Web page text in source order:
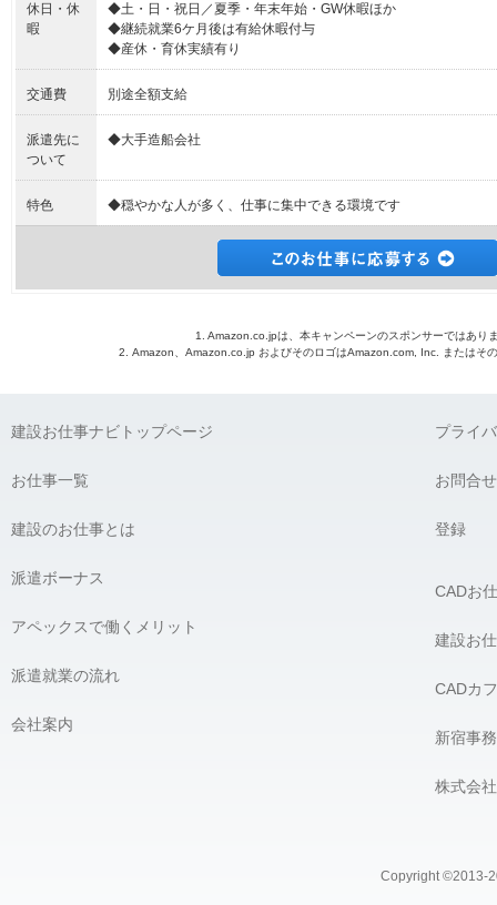
休日・休
暇
◆土・日・祝日／夏季・年末年始・GW休暇ほか
◆継続就業6ケ月後は有給休暇付与
◆産休・育休実績有り
交通費 別途全額支給
派遣先に
ついて
◆大手造船会社
特色 ◆穏やかな人が多く、仕事に集中できる環境です
1. Amazon.co.jpは、本キャンペーンのスポンサーではあり
2. Amazon、Amazon.co.jp およびそのロゴはAmazon.com, Inc. またはそ
建設お仕事ナビトップページ
お仕事一覧
建設のお仕事とは
派遣ボーナス
アペックスで働くメリット
派遣就業の流れ
会社案内
プライ
お問合せ
登録
CADお
建設お
CADカ
新宿事
株式会
Copyright ©2013-